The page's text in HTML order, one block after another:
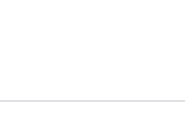
Startpunkt für Zitat2Go.